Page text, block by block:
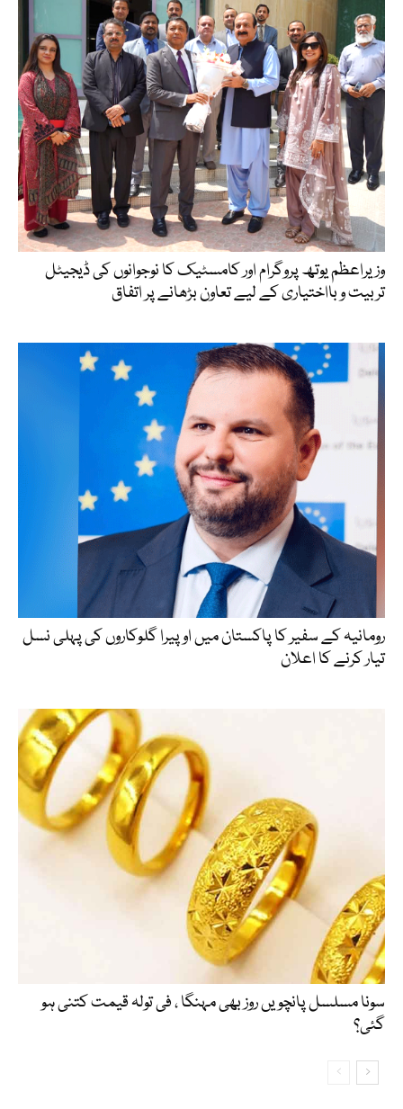
وزیراعظم یوتھ پروگرام اور کامسٹیک کا نوجوانوں کی ڈیجیٹل
تربیت و بااختیاری کے لیے تعاون بڑھانے پر اتفاق
رومانیہ کے سفیر کا پاکستان میں اوپیرا گلوکاروں کی پہلی نسل
تیار کرنے کا اعلان
سونا مسلسل پانچویں روز بھی مہنگا ، فی تولہ قیمت کتنی ہو
گئی؟